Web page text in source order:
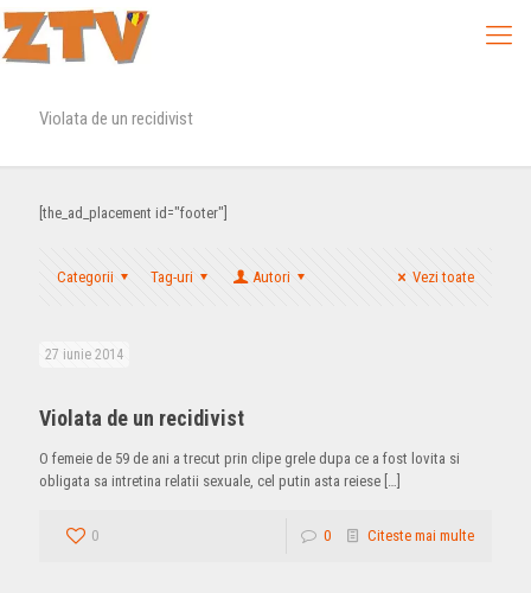
Violata de un recidivist
[the_ad_placement id="footer"]
Categorii Tag-uri Autori Vezi toate
27 iunie 2014
Violata de un recidivist
O femeie de 59 de ani a trecut prin clipe grele dupa ce a fost lovita si
obligata sa intretina relatii sexuale, cel putin asta reiese […]
0 0 Citeste mai multe